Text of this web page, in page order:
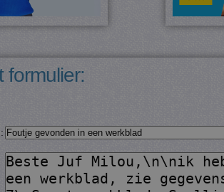
formulier:
: